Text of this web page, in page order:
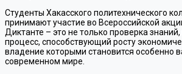
Студенты Хакасского политехнического
принимают участие во Всероссийской
Диктанте – это не только проверка
процесс, способствующий росту
владение которыми становится особенно
современном мире.